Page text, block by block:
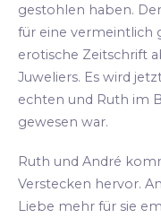
gestohlen haben.
für eine vermeintlich
erotische Zeitschrift
Juweliers. Es wird
echten und Ruth im
gewesen war.
Ruth und André
Verstecken hervor.
Liebe mehr für sie